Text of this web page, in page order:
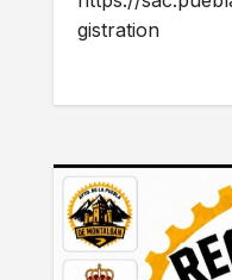
gistration